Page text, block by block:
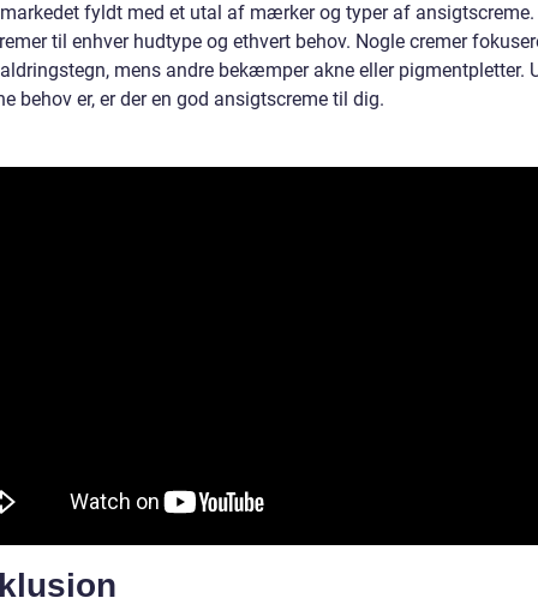
fyldt med et utal af mærker og typer af ansigtscreme.
til enhver hudtype og ethvert behov. Nogle cremer
mens andre bekæmper akne eller pigmentpletter.
behov er, er der en god ansigtscreme til dig.